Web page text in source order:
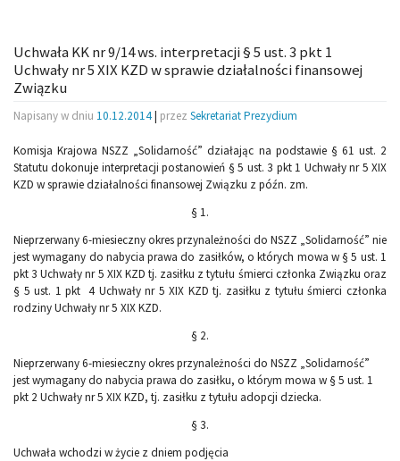
Uchwała KK nr 9/14 ws. interpretacji § 5 ust. 3 pkt 1
Uchwały nr 5 XIX KZD w sprawie działalności finansowej
Związku
Napisany w dniu 10.12.2014| przez Sekretariat Prezydium
Komisja Krajowa NSZZ „Solidarność” działając na podstawie § 61 ust. 2
Statutu dokonuje interpretacji postanowień § 5 ust. 3 pkt 1 Uchwały nr 5 XIX
KZD w sprawie działalności finansowej Związku z późn. zm.
§ 1.
Nieprzerwany 6-miesieczny okres przynależności do NSZZ „Solidarność” nie
jest wymagany do nabycia prawa do zasiłków, o których mowa w § 5 ust. 1
pkt 3 Uchwały nr 5 XIX KZD tj. zasiłku z tytułu śmierci członka Związku oraz
§ 5 ust. 1 pkt 4 Uchwały nr 5 XIX KZD tj. zasiłku z tytułu śmierci członka
rodziny Uchwały nr 5 XIX KZD.
§ 2.
Nieprzerwany 6-miesieczny okres przynależności do NSZZ „Solidarność”
jest wymagany do nabycia prawa do zasiłku, o którym mowa w § 5 ust. 1
pkt 2 Uchwały nr 5 XIX KZD, tj. zasiłku z tytułu adopcji dziecka.
§ 3.
Uchwała wchodzi w życie z dniem podjęcia